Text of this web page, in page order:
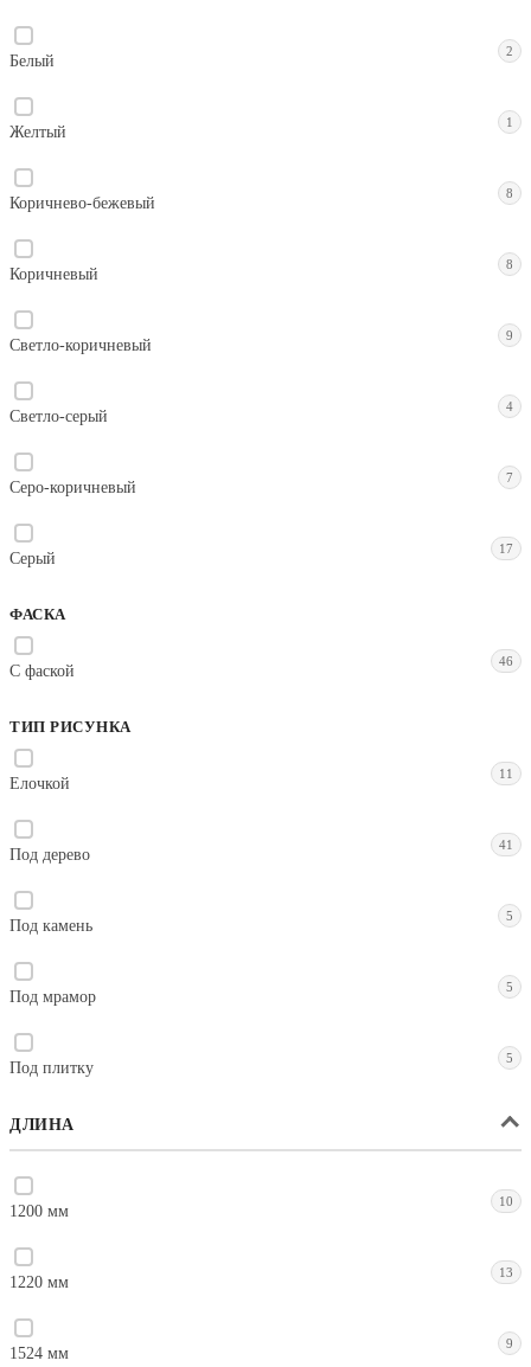
Белый
2
Желтый
1
Коричнево-бежевый
8
Коричневый
8
Светло-коричневый
9
Светло-серый
4
Серо-коричневый
7
Серый
17
ФАСКА
С фаской
46
ТИП РИСУНКА
Елочкой
11
Под дерево
41
Под камень
5
Под мрамор
5
Под плитку
5
ДЛИНА
1200 мм
10
1220 мм
13
1524 мм
9